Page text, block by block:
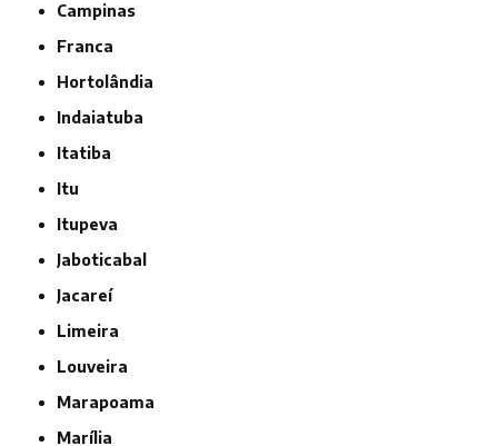
Campinas
Franca
Hortolândia
Indaiatuba
Itatiba
Itu
Itupeva
Jaboticabal
Jacareí
Limeira
Louveira
Marapoama
Marília